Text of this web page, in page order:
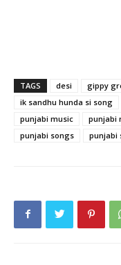
TAGS desi gippy
ik sandhu hunda si song
punjabi music
punjabi
punjabi songs
punjabi